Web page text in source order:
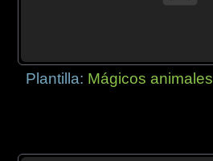
Plantilla: Mágicos animales